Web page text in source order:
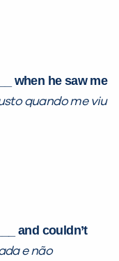
when he saw me
quando me viu
and couldn’t
e não